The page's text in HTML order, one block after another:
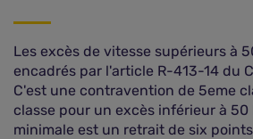
Les excès de vitesse supérieurs à
encadrés par l'article R-413-14 du
C'est une contravention de 5eme
classe pour un excès inférieur à
minimale est un retrait de six